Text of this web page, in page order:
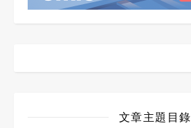
文章主題目錄